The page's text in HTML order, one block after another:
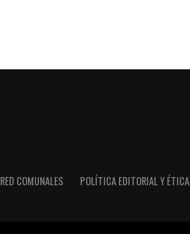
RED COMUNALES POLÍTICA EDITORIAL Y ÉTICA